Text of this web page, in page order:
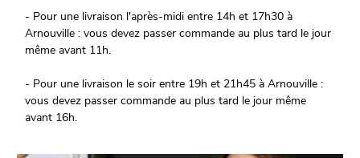
- Pour une livraison l'après-midi entre 14h et 17h30 à
Arnouville : vous devez passer commande au plus tard le jour
même avant 11h.
- Pour une livraison le soir entre 19h et 21h45 à Arnouville :
vous devez passer commande au plus tard le jour même
avant 16h.